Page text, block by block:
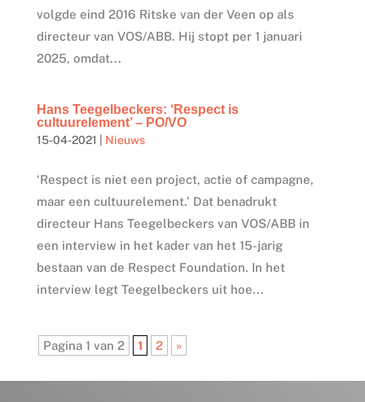
volgde eind 2016 Ritske van der Veen op als
directeur van VOS/ABB. Hij stopt per 1 januari
2025, omdat...
Hans Teegelbeckers: ‘Respect is
cultuurelement’ – PO/VO
15-04-2021 Nieuws
‘Respect is niet een project, actie of campagne,
maar een cultuurelement.’ Dat benadrukt
directeur Hans Teegelbeckers van VOS/ABB in
een interview in het kader van het 15-jarig
bestaan van de Respect Foundation. In het
interview legt Teegelbeckers uit hoe...
Pagina 1 van 2 1 2 »